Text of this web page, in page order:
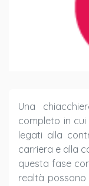
Una
completo in
legati alla
carriera e alla
questa fase
realtà